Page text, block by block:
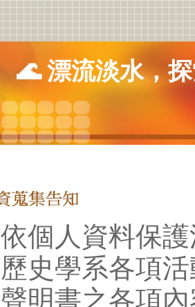
🌊 漂流淡水，
依個人資料保
歷史學系各項
聲明書之各項